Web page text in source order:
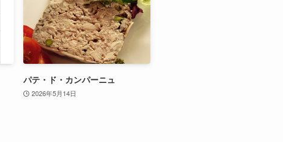
パテ・ド・カンパーニュ
2026年5月14日